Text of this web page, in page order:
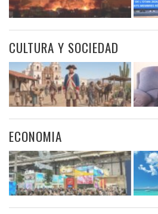
CULTURA Y SOCIEDAD
ECONOMIA